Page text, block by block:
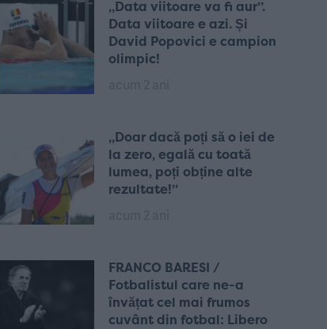
„Data viitoare va fi aur”.
Data viitoare e azi. Și
David Popovici e campion
olimpic!
„Doar dacă poți să o iei de
la zero, egală cu toată
lumea, poți obține alte
rezultate!”
FRANCO BARESI /
Fotbalistul care ne-a
învățat cel mai frumos
cuvânt din fotbal: Libero